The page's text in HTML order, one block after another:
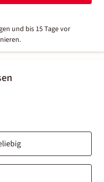
und bis 15 Tage vor